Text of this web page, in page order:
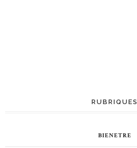
RUBRIQUES
BIENETRE